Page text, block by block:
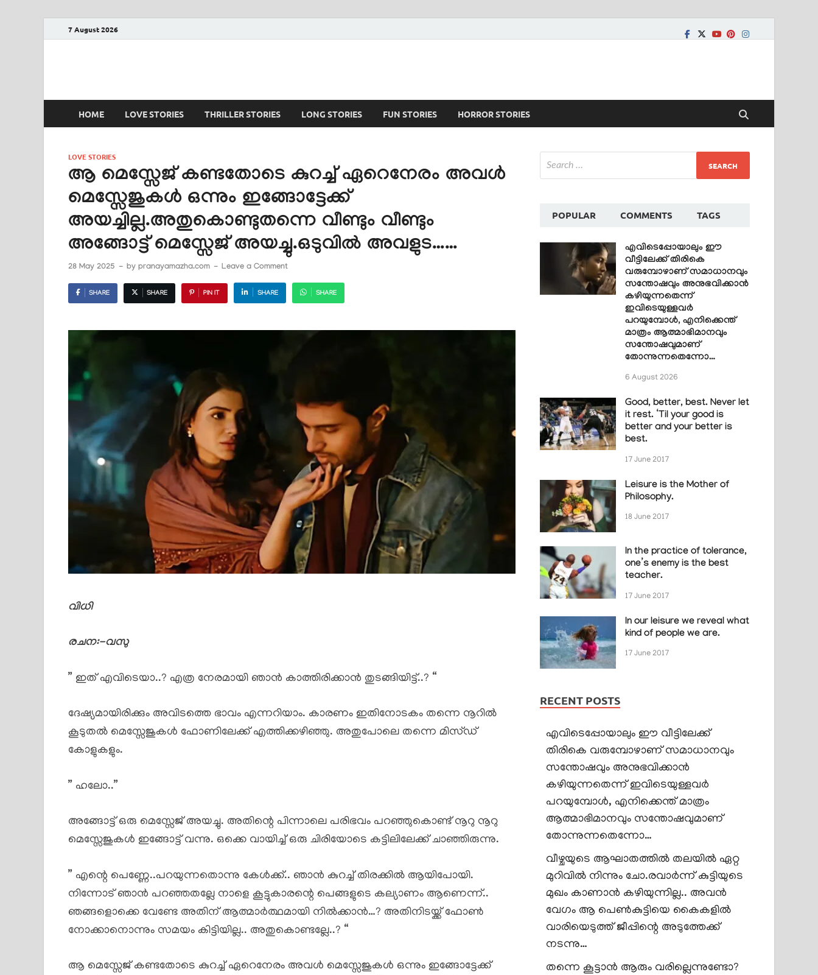
7 August 2026
HOME LOVE STORIES THRILLER STORIES LONG STORIES FUN STORIES HORROR STORIES
LOVE STORIES
ആ മെസ്സേജ് കണ്ടതോടെ കുറച്ച് ഏറെനേരം അവൾ
മെസ്സേജുകൾ ഒന്നും ഇങ്ങോട്ടേക്ക്
അയച്ചില്ല.അതുകൊണ്ടുതന്നെ വീണ്ടും വീണ്ടും
അങ്ങോട്ട് മെസ്സേജ് അയച്ചു.ഒടുവിൽ അവളുട……
28 May 2025 - by pranayamazha.com - Leave a Comment
SHARE SHARE PIN IT SHARE SHARE
വിധി
രചന:-വസു
” ഇത്‌ എവിടെയാ..? എത്ര നേരമായി ഞാൻ കാത്തിരിക്കാൻ തുടങ്ങിയിട്ട്..? “
ദേഷ്യമായിരിക്കും അവിടത്തെ ഭാവം എന്നറിയാം. കാരണം ഇതിനോടകം തന്നെ നൂറിൽ
കൂടുതൽ മെസ്സേജുകൾ ഫോണിലേക്ക് എത്തിക്കഴിഞ്ഞു. അതുപോലെ തന്നെ മിസ്ഡ്
കോളുകളും.
” ഹലോ..”
അങ്ങോട്ട് ഒരു മെസ്സേജ് അയച്ചു. അതിന്റെ പിന്നാലെ പരിഭവം പറഞ്ഞുകൊണ്ട് നൂറു നൂറു
മെസ്സേജുകൾ ഇങ്ങോട്ട് വന്നു. ഒക്കെ വായിച്ച് ഒരു ചിരിയോടെ കട്ടിലിലേക്ക് ചാഞ്ഞിരുന്നു.
” എന്റെ പെണ്ണേ..പറയുന്നതൊന്നു കേൾക്ക്.. ഞാൻ കുറച്ച് തിരക്കിൽ ആയിപോയി.
നിന്നോട് ഞാൻ പറഞ്ഞതല്ലേ നാളെ കൂട്ടുകാരന്റെ പെങ്ങളുടെ കല്യാണം ആണെന്ന്..
ഞങ്ങളൊക്കെ വേണ്ടേ അതിന് ആത്മാർത്ഥമായി നിൽക്കാൻ…? അതിനിടയ്ക്ക് ഫോൺ
നോക്കാനൊന്നും സമയം കിട്ടിയില്ല.. അതുകൊണ്ടല്ലേ..? “
ആ മെസ്സേജ് കണ്ടതോടെ കുറച്ച് ഏറെനേരം അവൾ മെസ്സേജുകൾ ഒന്നും ഇങ്ങോട്ടേക്ക്
POPULAR COMMENTS TAGS
എവിടെപ്പോയാലും ഈ
വീട്ടിലേക്ക് തിരികെ
വരുമ്പോഴാണ് സമാധാനവും
സന്തോഷവും അനുഭവിക്കാൻ
കഴിയുന്നതെന്ന്
ഇവിടെയുള്ളവർ
പറയുമ്പോൾ, എനിക്കെന്ത്
മാത്രം ആത്മാഭിമാനവും
സന്തോഷവുമാണ്
തോന്നുന്നതെന്നോ…
6 August 2026
Good, better, best. Never let
it rest. ‘Til your good is
better and your better is
best.
17 June 2017
Leisure is the Mother of
Philosophy.
18 June 2017
In the practice of tolerance,
one’s enemy is the best
teacher.
17 June 2017
In our leisure we reveal what
kind of people we are.
17 June 2017
RECENT POSTS
എവിടെപ്പോയാലും ഈ വീട്ടിലേക്ക്
തിരികെ വരുമ്പോഴാണ് സമാധാനവും
സന്തോഷവും അനുഭവിക്കാൻ
കഴിയുന്നതെന്ന് ഇവിടെയുള്ളവർ
പറയുമ്പോൾ, എനിക്കെന്ത് മാത്രം
ആത്മാഭിമാനവും സന്തോഷവുമാണ്
തോന്നുന്നതെന്നോ…
വീഴ്ചയുടെ ആഘാതത്തിൽ തലയിൽ ഏറ്റ
മുറിവിൽ നിന്നും ചോ.രവാർന്ന് കുട്ടിയുടെ
മുഖം കാണാൻ കഴിയുന്നില്ല.. അവൻ
വേഗം ആ പെൺകുട്ടിയെ കൈകളിൽ
വാരിയെടുത്ത് ജീപ്പിന്റെ അടുത്തേക്ക്
നടന്നു…
തന്നെ കൂട്ടാൻ ആരും വരില്ലെന്നുണ്ടോ?